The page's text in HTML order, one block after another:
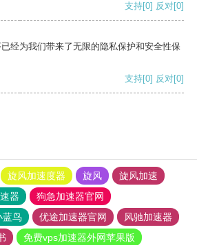
支持[0] 反对[0]
经为我们带来了无限的隐私保护和安全性保
支持[0] 反对[0]
旋风加速度器 旋风
旋风加速
器
狗急加速器官网
蓝鸟 优途加速器官网
风驰加速器
免费vps加速器外网苹果版